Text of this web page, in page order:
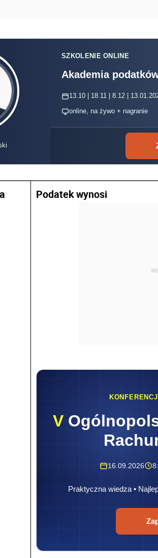
SZKOLENIE ONLINE
Akademia
13.10 | 18.11 | 8.12 |
online, na żywo + nagranie
Podatek wynosi
V
16.09.2026
Praktyczna wiedza •